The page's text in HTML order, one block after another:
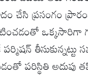
చేసి ప్రసంగం
ఒక్కసారిగా
పరిస్థితి అదుపు